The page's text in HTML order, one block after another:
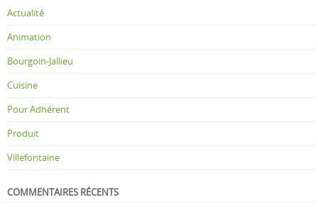
Actualité
Animation
Bourgoin-Jallieu
Cuisine
Pour Adhérent
Produit
Villefontaine
COMMENTAIRES RÉCENTS